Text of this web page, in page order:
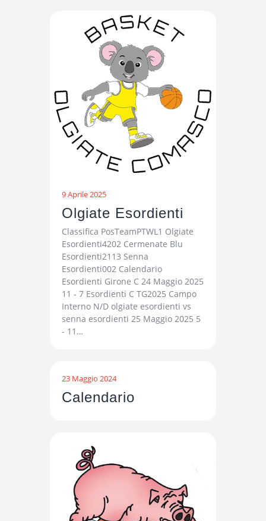
9 Aprile 2025
Olgiate Esordienti
Classifica PosTeamPTWL1 Olgiate
Esordienti4202 Cermenate Blu
Esordienti2113 Senna
Esordienti002 Calendario
Esordienti Girone C 24 Maggio 2025
11 - 7 Esordienti C TG2025 Campo
Interno N/D olgiate esordienti vs
senna esordienti 25 Maggio 2025 5
- 11…
23 Maggio 2024
Calendario